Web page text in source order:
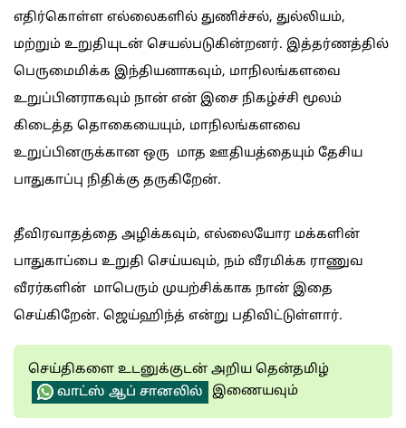
எதிர்கொள்ள எல்லைகளில் துணிச்சல், துல்லியம்,
மற்றும் உறுதியுடன் செயல்படுகின்றனர். இத்தர்ணத்தில்
பெருமைமிக்க இந்தியனாகவும், மாநிலங்களவை
உறுப்பினராகவும் நான் என் இசை நிகழ்ச்சி மூலம்
கிடைத்த தொகையையும், மாநிலங்களவை
உறுப்பினருக்கான ஒரு மாத ஊதியத்தையும் தேசிய
பாதுகாப்பு நிதிக்கு தருகிறேன்.
தீவிரவாதத்தை அழிக்கவும், எல்லையோர மக்களின்
பாதுகாப்பை உறுதி செய்யவும், நம் வீரமிக்க ராணுவ
வீரர்களின் மாபெரும் முயற்சிக்காக நான் இதை
செய்கிறேன். ஜெய்ஹிந்த் என்று பதிவிட்டுள்ளார்.
செய்திகளை உடனுக்குடன் அறிய தென்தமிழ்
வாட்ஸ் ஆப் சானலில்
இணையவும்